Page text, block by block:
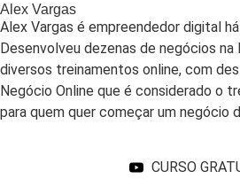
Alex Vargas
Alex Vargas é empreendedor digital
Desenvolveu dezenas de negócios
diversos treinamentos online, com
Negócio Online que é considerado o
para quem quer começar um negócio
CURSO